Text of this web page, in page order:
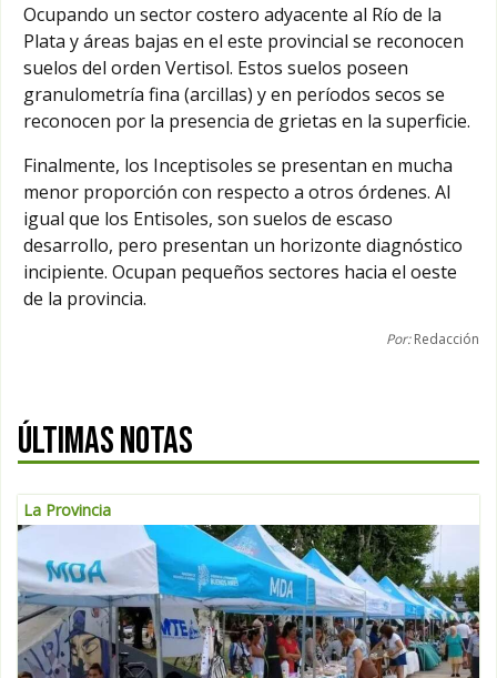
Ocupando un sector costero adyacente al Río de la
Plata y áreas bajas en el este provincial se reconocen
suelos del orden Vertisol. Estos suelos poseen
granulometría fina (arcillas) y en períodos secos se
reconocen por la presencia de grietas en la superficie.
Finalmente, los Inceptisoles se presentan en mucha
menor proporción con respecto a otros órdenes. Al
igual que los Entisoles, son suelos de escaso
desarrollo, pero presentan un horizonte diagnóstico
incipiente. Ocupan pequeños sectores hacia el oeste
de la provincia.
Por:Redacción
ÚLTIMAS NOTAS
La Provincia